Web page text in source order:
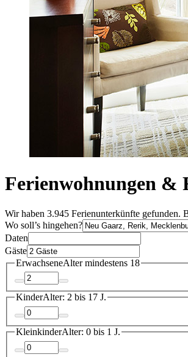
Ferienwohnungen &
Wir haben 3.945 Ferienunterkünfte gefunden.
Wo soll’s hingehen?
Daten
Gäste
ErwachseneAlter mindestens 18
KinderAlter: 2 bis 17 J.
KleinkinderAlter: 0 bis 1 J.